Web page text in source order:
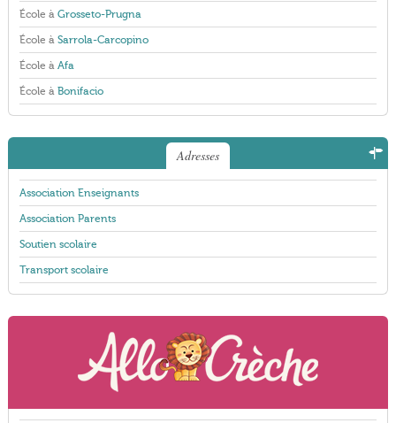
École à Grosseto-Prugna
École à Sarrola-Carcopino
École à Afa
École à Bonifacio
Adresses
Association Enseignants
Association Parents
Soutien scolaire
Transport scolaire